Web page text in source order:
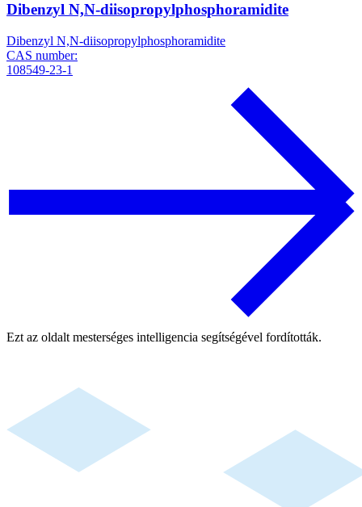
Dibenzyl N,N-diisopropylphosphoramidite
Dibenzyl N,N-diisopropylphosphoramidite
CAS number:
108549-23-1
Ezt az oldalt mesterséges intelligencia segítségével fordították.